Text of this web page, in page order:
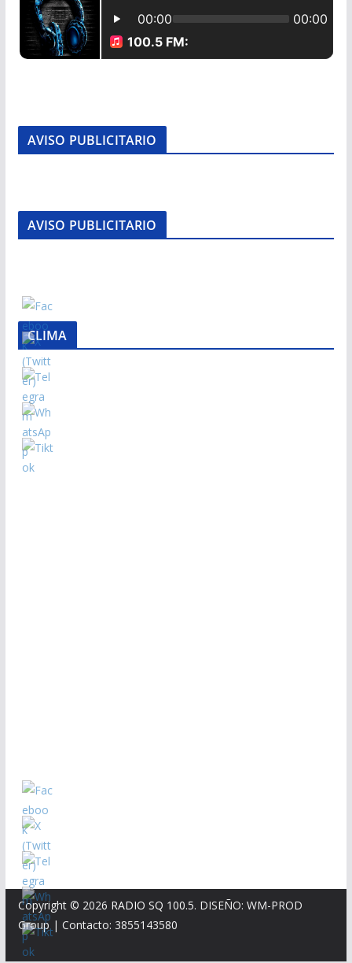
AVISO PUBLICITARIO
AVISO PUBLICITARIO
CLIMA
Copyright © 2026 RADIO SQ 100.5. DISEÑO: WM-PROD
Group | Contacto: 3855143580